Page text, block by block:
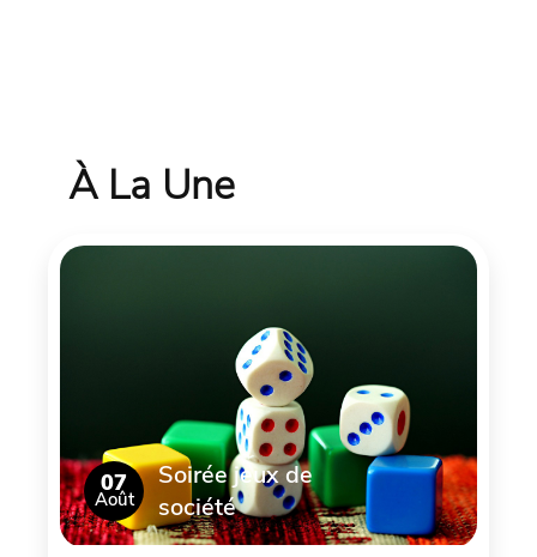
À La Une
07
Août
Soirée jeux de
société